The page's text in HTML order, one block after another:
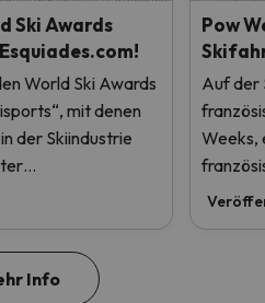
Ski Awards
World Ski Awards
mit denen
der Skiindustrie
nominiert.
Pow
Auf der
Weeks,
Info